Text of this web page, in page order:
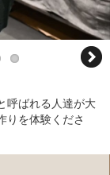
呼ばれる人達が大
りを体験くださ